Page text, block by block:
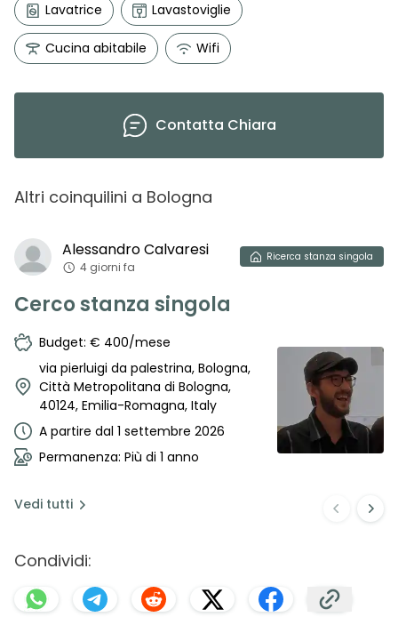
Lavatrice Lavastoviglie
Cucina abitabile Wifi
Contatta Chiara
Altri coinquilini a Bologna
AlessandroCalvaresi
4 giorni fa
Ricerca stanza singola
Cerco stanza singola
Budget: € 400/mese
via pierluigi da palestrina, Bologna,
Città Metropolitana di Bologna,
40124, Emilia-Romagna, Italy
A partire dal 1 settembre 2026
Permanenza: Più di 1 anno
Vedi tutti
Condividi: